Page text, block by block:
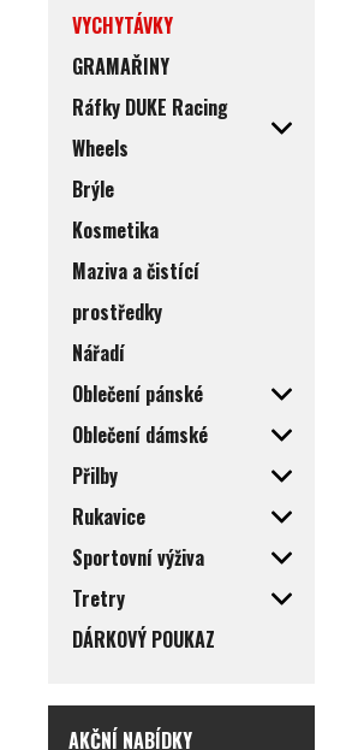
VYCHYTÁVKY
GRAMAŘINY
Ráfky DUKE Racing
Wheels
Brýle
Kosmetika
Maziva a čistící
prostředky
Nářadí
Oblečení pánské
Oblečení dámské
Přilby
Rukavice
Sportovní výživa
Tretry
DÁRKOVÝ POUKAZ
AKČNÍ NABÍDKY